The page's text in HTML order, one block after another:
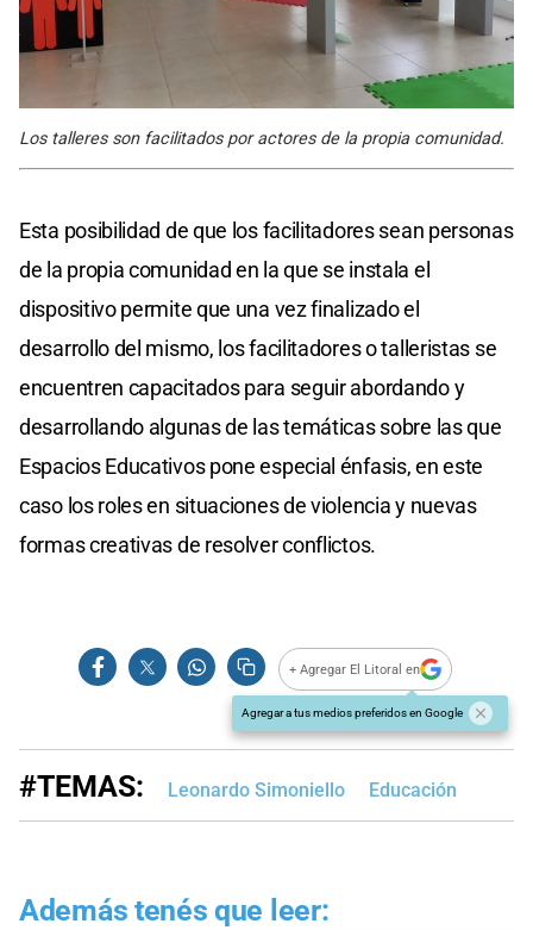
Los talleres son facilitados por actores de la propia comunidad.
Esta posibilidad de que los facilitadores sean personas
de la propia comunidad en la que se instala el
dispositivo permite que una vez finalizado el
desarrollo del mismo, los facilitadores o talleristas se
encuentren capacitados para seguir abordando y
desarrollando algunas de las temáticas sobre las que
Espacios Educativos pone especial énfasis, en este
caso los roles en situaciones de violencia y nuevas
formas creativas de resolver conflictos.
+ Agregar El Litoral en
Agregar a tus medios preferidos en Google
#TEMAS: Leonardo Simoniello Educación
Además tenés que leer: